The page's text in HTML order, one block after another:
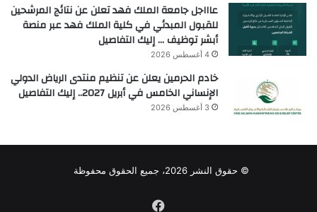
عاااجل جامعة الملك فهد تعلن عن نتائج المرشحين
للقبول المبدئي في كلية الملك فهد عبر منصة
أبشر توظيف … إليك التفاصيل
4 أغسطس 2026
خادم الحرمين يعلن عن تنظيم منتدى الرياض الدولي
الإنساني الخامس في أبريل 2027.. إليك التفاصيل
3 أغسطس 2026
© حقوق النشر 2026، جميع الحقوق محفوظة
فيسبوك